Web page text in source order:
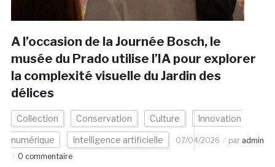
A l’occasion de la Journée Bosch, le
musée du Prado utilise l’IA pour explorer
la complexité visuelle du Jardin des
délices
Collection Conservation Culture Innovation
numérique Intelligence artificielle 07/04/2026 par admin
0 commentaire